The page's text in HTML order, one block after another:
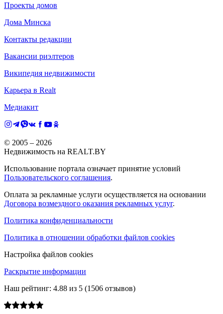
Проекты домов
Дома Минска
Контакты редакции
Вакансии риэлтеров
Википедия недвижимости
Карьера в Realt
Медиакит
© 2005 – 2026
Недвижимость на REALT.BY
Использование портала означает принятие условий
Пользовательского соглашения.
Оплата за рекламные услуги осуществляется на основании
Договора возмездного оказания рекламных услуг.
Политика конфиденциальности
Политика в отношении обработки файлов cookies
Настройка файлов cookies
Раскрытие информации
Наш рейтинг: 4.88 из 5 (1506 отзывов)